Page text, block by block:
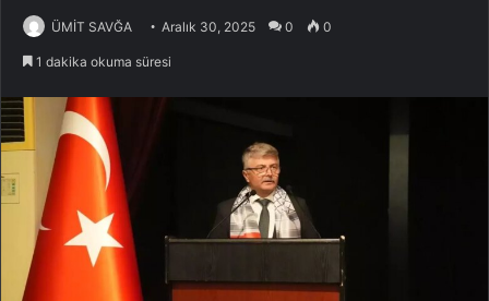
ÜMİT SAVĞA Aralık 30, 2025 0 0
1 dakika okuma süresi